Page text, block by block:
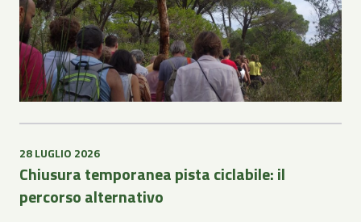
28 LUGLIO 2026
Chiusura temporanea pista ciclabile: il
percorso alternativo